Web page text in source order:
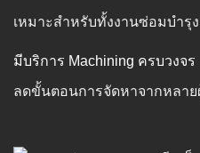
เหมาะสำหรับทั้งงานซ่อมบำรุ
มีบริการ Machining ครบวงจร
ลดขั้นตอนการจัดหาจากหลาย